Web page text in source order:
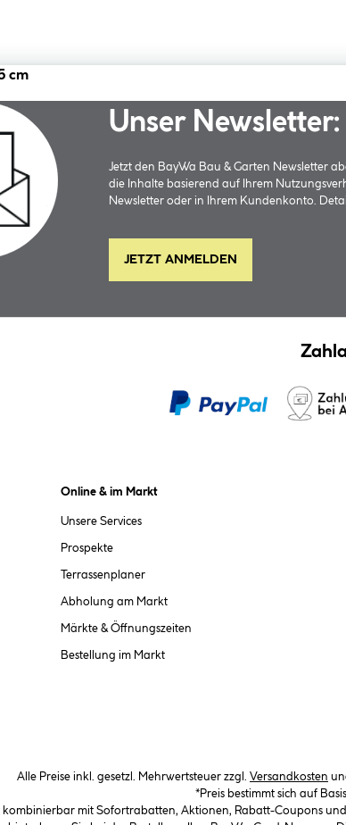
cm
Unser
Jetzt den BayWa Bau & Garten Newsletter
die Inhalte basierend auf Ihrem
Newsletter oder in Ihrem Kundenkonto.
JETZT ANMELDEN
Online & im Markt
Unsere Services
Prospekte
Terrassenplaner
Abholung am Markt
Märkte & Öffnungszeiten
Bestellung im Markt
Alle Preise inkl. gesetzl. Mehrwertsteuer zzgl. Versandkosten
*Preis bestimmt sich auf
mit Sofortrabatten, Aktionen, Rabatt-Coupons